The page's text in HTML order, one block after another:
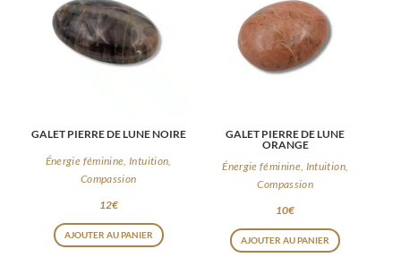
GALET PIERRE DE LUNE NOIRE
Énergie féminine, Intuition,
Compassion
12€
AJOUTER AU PANIER
GALET PIERRE DE LUNE
ORANGE
Énergie féminine, Intuition,
Compassion
10€
AJOUTER AU PANIER